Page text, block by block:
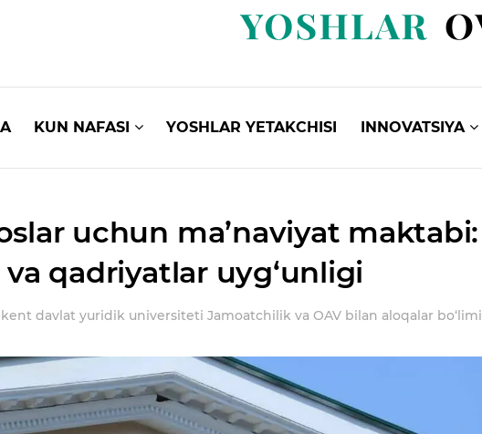
KUN NAFASI YOSHLAR YETAKCHISI INNOVATSIYA
uchun ma’naviyat maktabi:
qadriyatlar uyg‘unligi
davlat yuridik universiteti Jamoatchilik va OAV bilan aloqalar bo‘limi